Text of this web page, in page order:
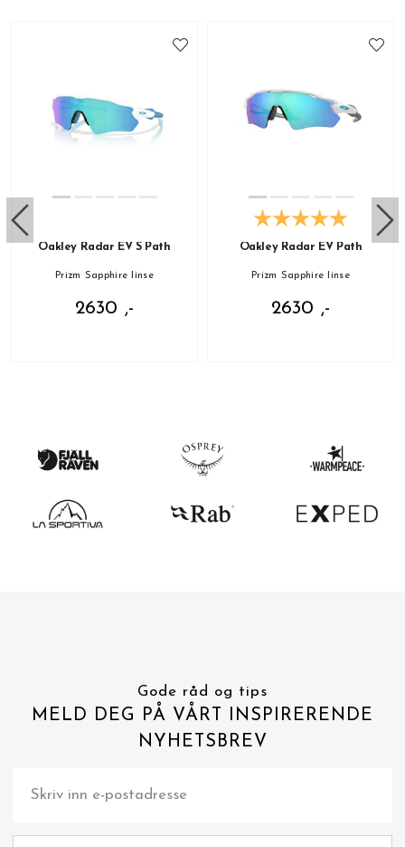
Oakley Radar EV S Path
Prizm Sapphire linse
2630 ,-
Oakley Radar EV Path
Prizm Sapphire linse
2630 ,-
Gode råd og tips
MELD DEG PÅ VÅRT INSPIRERENDE
NYHETSBREV